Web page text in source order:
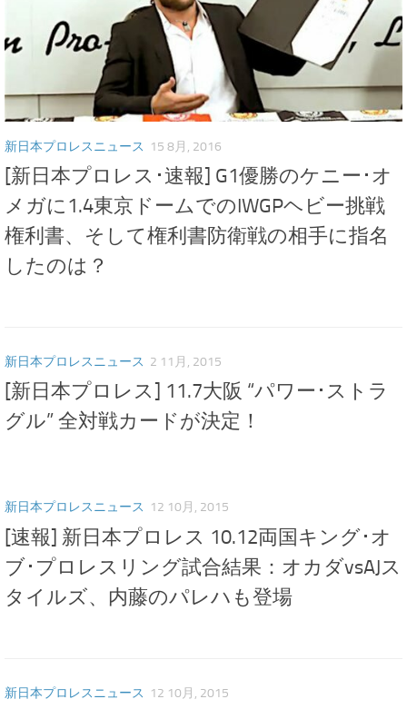
新日本プロレスニュース 15 8月, 2016
[新日本プロレス･速報] G1優勝のケニー･オ
メガに1.4東京ドームでのIWGPヘビー挑戦
権利書、そして権利書防衛戦の相手に指名
したのは？
新日本プロレスニュース 2 11月, 2015
[新日本プロレス] 11.7大阪 “パワー･ストラ
グル” 全対戦カードが決定！
新日本プロレスニュース 12 10月, 2015
[速報] 新日本プロレス 10.12両国キング･オ
ブ･プロレスリング試合結果：オカダvsAJス
タイルズ、内藤のパレハも登場
新日本プロレスニュース 12 10月, 2015